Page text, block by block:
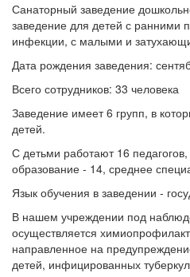
Санаторный заведение
заведение для детей с ранними
инфекции, с малыми и
Дата рождения заведения:
Всего сотрудников: 33 человека
Заведение имеет 6 групп, в
детей.
С детьми работают 16
образование - 14, среднее
Язык обучения в заведении -
В нашем учреждении под
осуществляется
направленное на
детей, инфицированных